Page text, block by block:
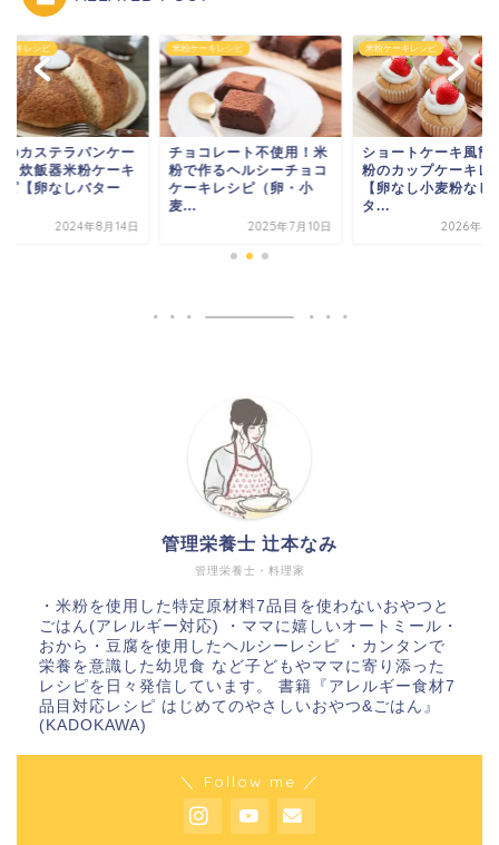
米粉ケーキレシピ
ョコレート不使用！米
で作るヘルシーチョコ
ーキレシピ（卵・小
2025年7月10日
米粉ケーキレシピ
ショートケーキ風簡単米
粉のカップケーキレシピ
【卵なし小麦粉なしバ
タ...
2026年4月17日
米粉ケーキレシピ
絵本のカステラ
キ風！炊飯器米
レシピ【卵なし
な...
2024
管理栄養士・料理家
管理栄養士 辻本なみ
・米粉を使用した特定原材料7品目を使わないおやつと
ごはん(アレルギー対応) ・ママに嬉しいオートミール・
おから・豆腐を使用したヘルシーレシピ ・カンタンで
栄養を意識した幼児食 など子どもやママに寄り添った
レシピを日々発信しています。 書籍『アレルギー食材7
品目対応レシピ はじめてのやさしいおやつ&ごはん』
(KADOKAWA)
＼ Follow me ／